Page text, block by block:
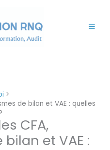
de bilan et VAE : quelles
CFA,
et VAE :